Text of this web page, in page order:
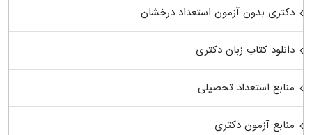
دکتری بدون آزمون استعداد درخشان
دانلود کتاب زبان دکتری
منابع استعداد تحصیلی
منابع آزمون دکتری